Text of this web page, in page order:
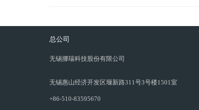
总公司
无锡挪瑞科技股份有限公司
无锡惠山经济开发区堰新路311号3号楼1501室
+86-510-83595670